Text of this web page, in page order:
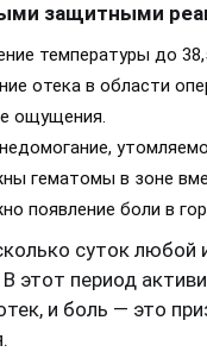
защитными
температуры до
отека в области
ощущения.
гематомы в зоне
появление боли в
суток любой
В этот период
и боль — это